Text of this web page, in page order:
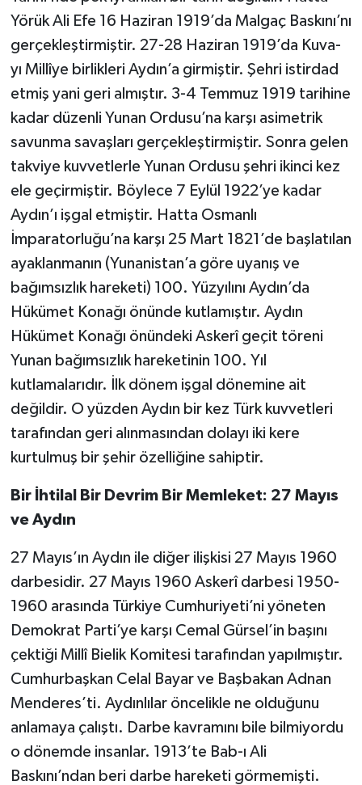
Yörük Ali Efe 16 Haziran 1919’da Malgaç Baskını’nı
gerçekleştirmiştir. 27-28 Haziran 1919’da Kuva-
yı Millîye birlikleri Aydın’a girmiştir. Şehri istirdad
etmiş yani geri almıştır. 3-4 Temmuz 1919 tarihine
kadar düzenli Yunan Ordusu’na karşı asimetrik
savunma savaşları gerçekleştirmiştir. Sonra gelen
takviye kuvvetlerle Yunan Ordusu şehri ikinci kez
ele geçirmiştir. Böylece 7 Eylül 1922’ye kadar
Aydın’ı işgal etmiştir. Hatta Osmanlı
İmparatorluğu’na karşı 25 Mart 1821’de başlatılan
ayaklanmanın (Yunanistan’a göre uyanış ve
bağımsızlık hareketi) 100. Yüzyılını Aydın’da
Hükümet Konağı önünde kutlamıştır. Aydın
Hükümet Konağı önündeki Askerî geçit töreni
Yunan bağımsızlık hareketinin 100. Yıl
kutlamalarıdır. İlk dönem işgal dönemine ait
değildir. O yüzden Aydın bir kez Türk kuvvetleri
tarafından geri alınmasından dolayı iki kere
kurtulmuş bir şehir özelliğine sahiptir.
Bir İhtilal Bir Devrim Bir Memleket: 27 Mayıs
ve Aydın
27 Mayıs’ın Aydın ile diğer ilişkisi 27 Mayıs 1960
darbesidir. 27 Mayıs 1960 Askerî darbesi 1950-
1960 arasında Türkiye Cumhuriyeti’ni yöneten
Demokrat Parti’ye karşı Cemal Gürsel’in başını
çektiği Millî Bielik Komitesi tarafından yapılmıştır.
Cumhurbaşkan Celal Bayar ve Başbakan Adnan
Menderes’ti. Aydınlılar öncelikle ne olduğunu
anlamaya çalıştı. Darbe kavramını bile bilmiyordu
o dönemde insanlar. 1913’te Bab-ı Ali
Baskını’ndan beri darbe hareketi görmemişti.